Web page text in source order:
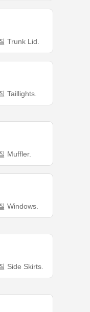
Trunk Lid.
Taillights.
Muffler.
Windows.
Side Skirts.